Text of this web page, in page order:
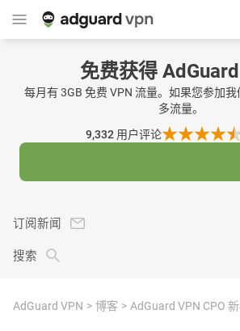
免费获得
每月有 3GB 免费 VPN 流量。如果您参加
多流量。
9,332 用户评论
订阅新闻
搜索
AdGuard VPN 博客 ​​AdGuard VPN CPO